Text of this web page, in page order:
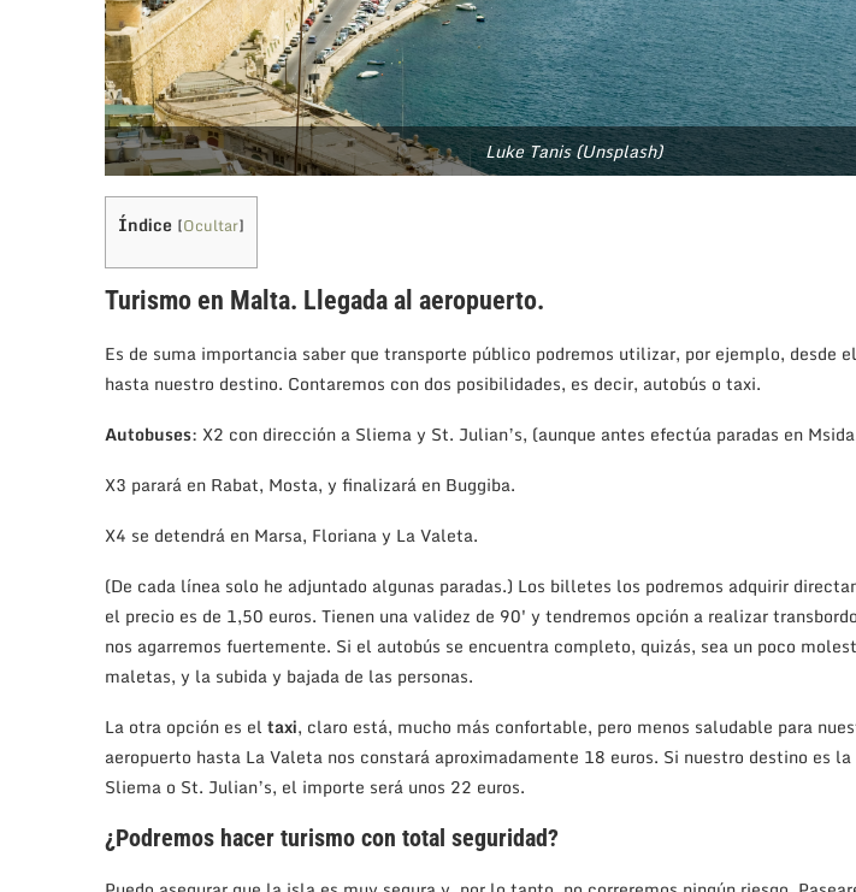
Luke Tanis (Unsplash)
Índice [Ocultar]
Turismo en Malta. Llegada al aeropuerto.
Es de suma importancia saber que transporte público podremos utilizar, por ejemplo, desde
hasta nuestro destino. Contaremos con dos posibilidades, es decir, autobús o taxi.
Autobuses: X2 con dirección a Sliema y St. Julian’s, (aunque antes efectúa paradas en
X3 parará en Rabat, Mosta, y finalizará en Buggiba.
X4 se detendrá en Marsa, Floriana y La Valeta.
(De cada línea solo he adjuntado algunas paradas.) Los billetes los podremos adquirir
el precio es de 1,50 euros. Tienen una validez de 90′ y tendremos opción a realizar
nos agarremos fuertemente. Si el autobús se encuentra completo, quizás, sea un poco
maletas, y la subida y bajada de las personas.
La otra opción es el taxi, claro está, mucho más confortable, pero menos saludable para
aeropuerto hasta La Valeta nos constará aproximadamente 18 euros. Si nuestro destino es
Sliema o St. Julian’s, el importe será unos 22 euros.
¿Podremos hacer turismo con total seguridad?